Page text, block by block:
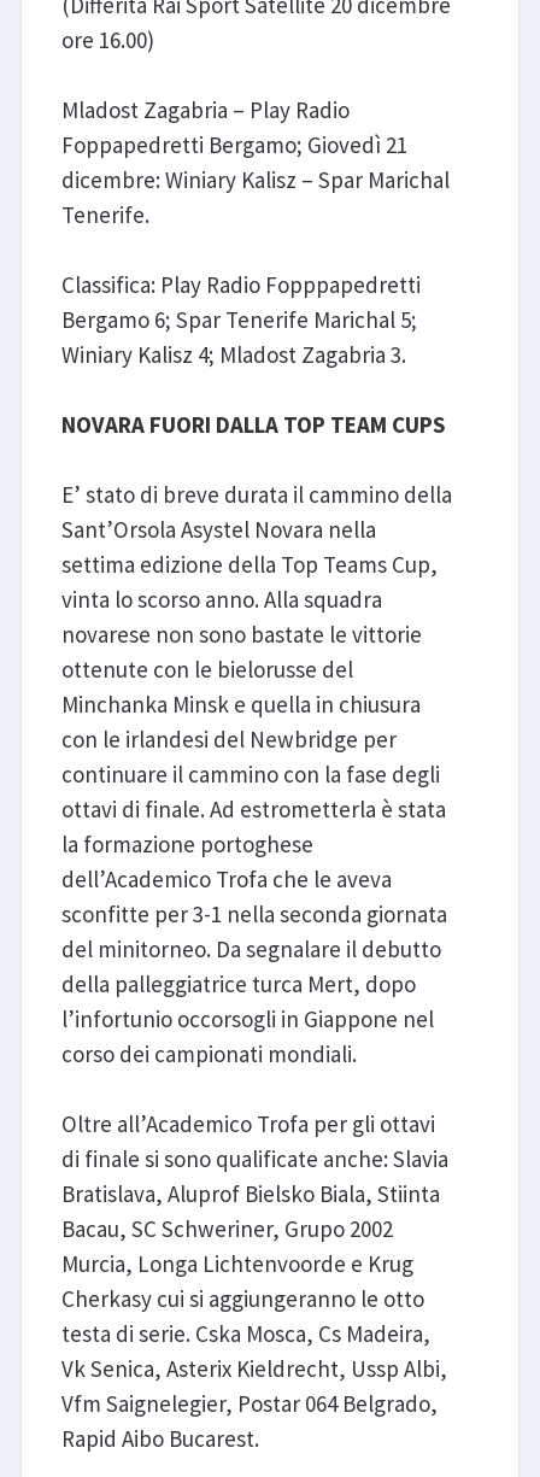
ore 16.00)
Mladost Zagabria – Play Radio
Foppapedretti Bergamo; Giovedì 21
dicembre: Winiary Kalisz – Spar Marichal
Tenerife.
Classifica: Play Radio Fopppapedretti
Bergamo 6; Spar Tenerife Marichal 5;
Winiary Kalisz 4; Mladost Zagabria 3.
NOVARA FUORI DALLA TOP TEAM CUPS
E’ stato di breve durata il cammino della
Sant’Orsola Asystel Novara nella
settima edizione della Top Teams Cup,
vinta lo scorso anno. Alla squadra
novarese non sono bastate le vittorie
ottenute con le bielorusse del
Minchanka Minsk e quella in chiusura
con le irlandesi del Newbridge per
continuare il cammino con la fase degli
ottavi di finale. Ad estrometterla è stata
la formazione portoghese
dell’Academico Trofa che le aveva
sconfitte per 3-1 nella seconda giornata
del minitorneo. Da segnalare il debutto
della palleggiatrice turca Mert, dopo
l’infortunio occorsogli in Giappone nel
corso dei campionati mondiali.
Oltre all’Academico Trofa per gli ottavi
di finale si sono qualificate anche: Slavia
Bratislava, Aluprof Bielsko Biala, Stiinta
Bacau, SC Schweriner, Grupo 2002
Murcia, Longa Lichtenvoorde e Krug
Cherkasy cui si aggiungeranno le otto
testa di serie. Cska Mosca, Cs Madeira,
Vk Senica, Asterix Kieldrecht, Ussp Albi,
Vfm Saignelegier, Postar 064 Belgrado,
Rapid Aibo Bucarest.